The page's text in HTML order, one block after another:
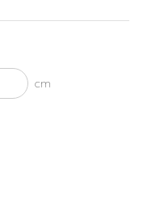
cm